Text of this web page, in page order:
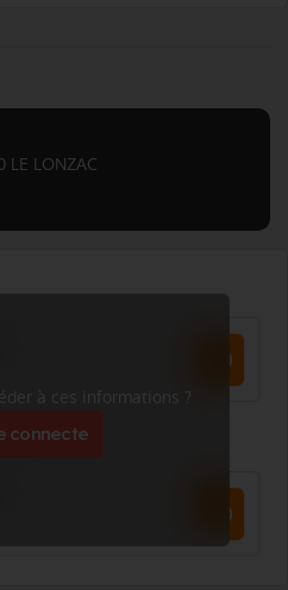
LONZAC
à ces informations ?
connecte